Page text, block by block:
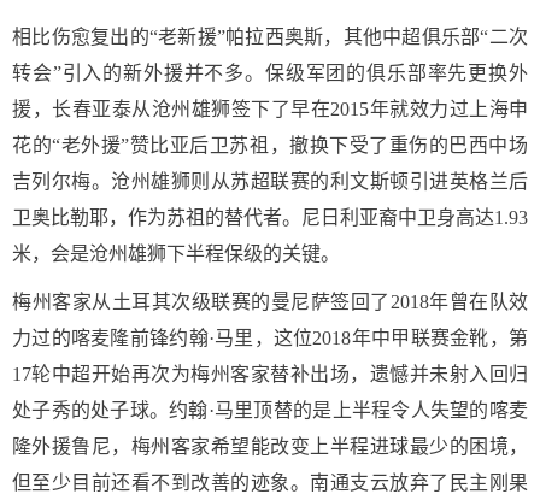
相比伤愈复出的“老新援”帕拉西奥斯，其他中超俱乐部“二次
转会”引入的新外援并不多。保级军团的俱乐部率先更换外
援，长春亚泰从沧州雄狮签下了早在2015年就效力过上海申
花的“老外援”赞比亚后卫苏祖，撤换下受了重伤的巴西中场
吉列尔梅。沧州雄狮则从苏超联赛的利文斯顿引进英格兰后
卫奥比勒耶，作为苏祖的替代者。尼日利亚裔中卫身高达1.93
米，会是沧州雄狮下半程保级的关键。
梅州客家从土耳其次级联赛的曼尼萨签回了2018年曾在队效
力过的喀麦隆前锋约翰·马里，这位2018年中甲联赛金靴，第
17轮中超开始再次为梅州客家替补出场，遗憾并未射入回归
处子秀的处子球。约翰·马里顶替的是上半程令人失望的喀麦
隆外援鲁尼，梅州客家希望能改变上半程进球最少的困境，
但至少目前还看不到改善的迹象。南通支云放弃了民主刚果